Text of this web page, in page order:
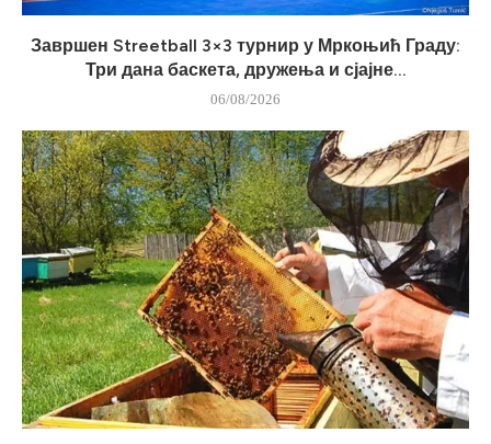
Завршен Streetball 3×3 турнир у Мркоњић Граду:
Три дана баскета, дружења и сјајне...
06/08/2026